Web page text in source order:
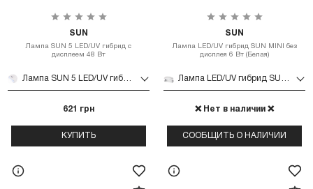
SUN
Лампа SUN 5 LED/UV гибрид с
дисплеем 48 Вт
621 грн
КУПИТЬ
SUN
Лампа LED/UV гибрид SUN MINI без
дисплея 6 Вт (Белая)
❌ Нет в наличии ❌
СООБЩИТЬ О НАЛИЧИИ